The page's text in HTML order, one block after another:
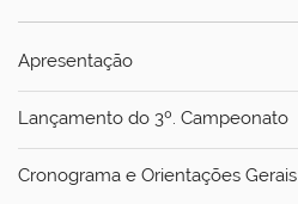
Apresentação
Lançamento do 3º. Campeonato
Cronograma e Orientações Gerais